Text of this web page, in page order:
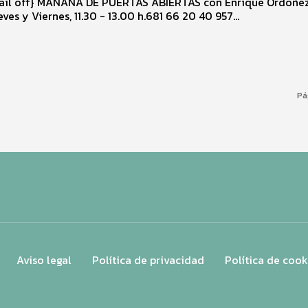
y Viernes, 11.30 - 13.00 h.681 66 20 40 957...
Aviso legal Política de privacidad Política de